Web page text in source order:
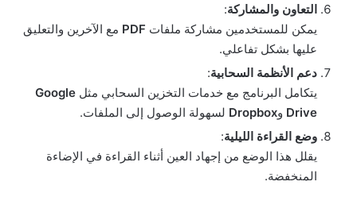
التعاون والمشاركة:
يمكن للمستخدمين مشاركة ملفات PDF مع الآخرين والتعليق
عليها بشكل تفاعلي.
دعم الأنظمة السحابية:
يتكامل البرنامج مع خدمات التخزين السحابي مثل Google
Drive وDropbox لسهولة الوصول إلى الملفات.
وضع القراءة الليلية:
يقلل هذا الوضع من إجهاد العين أثناء القراءة في الإضاءة
المنخفضة.